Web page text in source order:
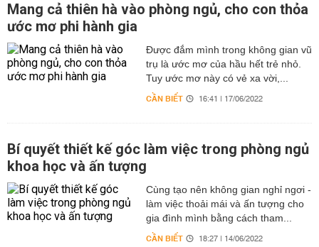
Mang cả thiên hà vào phòng ngủ, cho con thỏa
ước mơ phi hành gia
Được đắm mình trong không gian vũ
trụ là ước mơ của hầu hết trẻ nhỏ.
Tuy ước mơ này có vẻ xa vời,...
CẦN BIẾT 16:41 | 17/06/2022
Bí quyết thiết kế góc làm việc trong phòng ngủ
khoa học và ấn tượng
Cùng tạo nên không gian nghỉ ngơi -
làm việc thoải mái và ấn tượng cho
gia đình mình bằng cách tham...
CẦN BIẾT 18:27 | 14/06/2022